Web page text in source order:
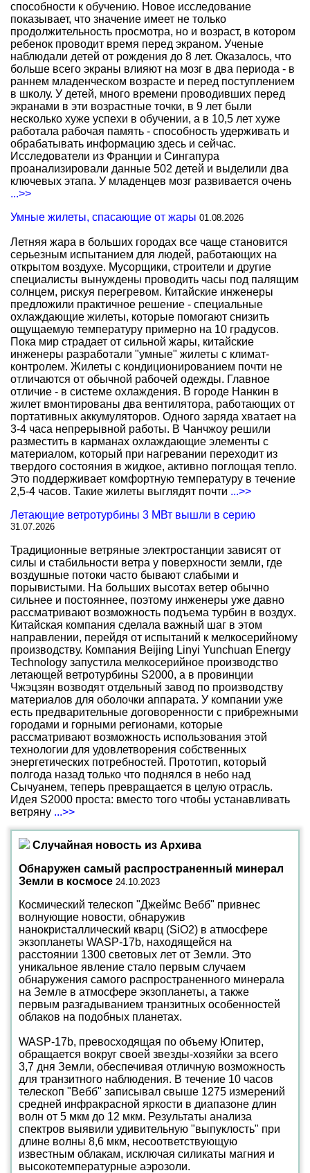
способности к обучению. Новое исследование
показывает, что значение имеет не только
продолжительность просмотра, но и возраст, в котором
ребенок проводит время перед экраном. Ученые
наблюдали детей от рождения до 8 лет. Оказалось, что
больше всего экраны влияют на мозг в два периода - в
раннем младенческом возрасте и перед поступлением
в школу. У детей, много времени проводивших перед
экранами в эти возрастные точки, в 9 лет были
несколько хуже успехи в обучении, а в 10,5 лет хуже
работала рабочая память - способность удерживать и
обрабатывать информацию здесь и сейчас.
Исследователи из Франции и Сингапура
проанализировали данные 502 детей и выделили два
ключевых этапа. У младенцев мозг развивается очень
...>>
Умные жилеты, спасающие от жары 01.08.2026
Летняя жара в больших городах все чаще становится
серьезным испытанием для людей, работающих на
открытом воздухе. Мусорщики, строители и другие
специалисты вынуждены проводить часы под палящим
солнцем, рискуя перегревом. Китайские инженеры
предложили практичное решение - специальные
охлаждающие жилеты, которые помогают снизить
ощущаемую температуру примерно на 10 градусов.
Пока мир страдает от сильной жары, китайские
инженеры разработали "умные" жилеты с климат-
контролем. Жилеты с кондиционированием почти не
отличаются от обычной рабочей одежды. Главное
отличие - в системе охлаждения. В городе Нанкин в
жилет вмонтированы два вентилятора, работающих от
портативных аккумуляторов. Одного заряда хватает на
3-4 часа непрерывной работы. В Чанчжоу решили
разместить в карманах охлаждающие элементы с
материалом, который при нагревании переходит из
твердого состояния в жидкое, активно поглощая тепло.
Это поддерживает комфортную температуру в течение
2,5-4 часов. Такие жилеты выглядят почти ...>>
Летающие ветротурбины 3 МВт вышли в серию
31.07.2026
Традиционные ветряные электростанции зависят от
силы и стабильности ветра у поверхности земли, где
воздушные потоки часто бывают слабыми и
порывистыми. На больших высотах ветер обычно
сильнее и постояннее, поэтому инженеры уже давно
рассматривают возможность подъема турбин в воздух.
Китайская компания сделала важный шаг в этом
направлении, перейдя от испытаний к мелкосерийному
производству. Компания Beijing Linyi Yunchuan Energy
Technology запустила мелкосерийное производство
летающей ветротурбины S2000, а в провинции
Чжэцзян возводят отдельный завод по производству
материалов для оболочки аппарата. У компании уже
есть предварительные договоренности с прибрежными
городами и горными регионами, которые
рассматривают возможность использования этой
технологии для удовлетворения собственных
энергетических потребностей. Прототип, который
полгода назад только что поднялся в небо над
Сычуанем, теперь превращается в целую отрасль.
Идея S2000 проста: вместо того чтобы устанавливать
ветряну ...>>
Случайная новость из Архива
Обнаружен самый распространенный минерал
Земли в космосе 24.10.2023
Космический телескоп "Джеймс Вебб" привнес
волнующие новости, обнаружив
нанокристаллический кварц (SiO2) в атмосфере
экзопланеты WASP-17b, находящейся на
расстоянии 1300 световых лет от Земли. Это
уникальное явление стало первым случаем
обнаружения самого распространенного минерала
на Земле в атмосфере экзопланеты, а также
первым разгадыванием транзитных особенностей
облаков на подобных планетах.
WASP-17b, превосходящая по объему Юпитер,
обращается вокруг своей звезды-хозяйки за всего
3,7 дня Земли, обеспечивая отличную возможность
для транзитного наблюдения. В течение 10 часов
телескоп "Вебб" записывал свыше 1275 измерений
средней инфракрасной яркости в диапазоне длин
волн от 5 мкм до 12 мкм. Результаты анализа
спектров выявили удивительную "выпуклость" при
длине волны 8,6 мкм, несоответствующую
известным облакам, исключая силикаты магния и
высокотемпературные аэрозоли.